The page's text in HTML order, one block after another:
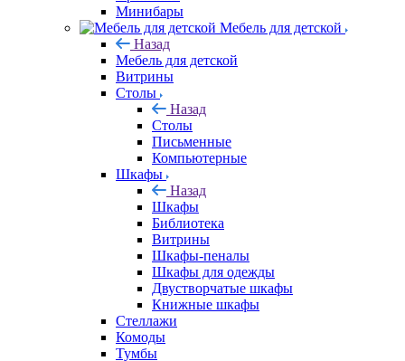
Минибары
Мебель для детской
Назад
Мебель для детской
Витрины
Столы
Назад
Столы
Письменные
Компьютерные
Шкафы
Назад
Шкафы
Библиотека
Витрины
Шкафы-пеналы
Шкафы для одежды
Двустворчатые шкафы
Книжные шкафы
Стеллажи
Комоды
Тумбы